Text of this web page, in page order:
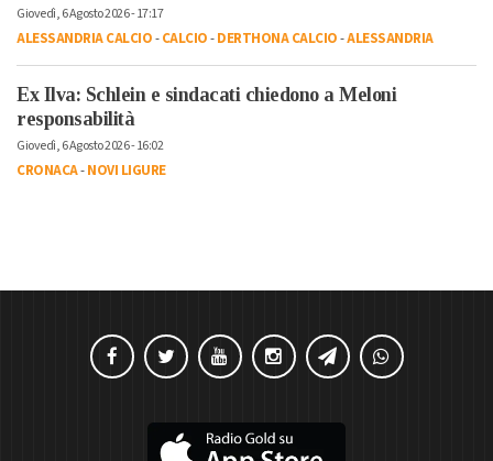
Giovedì, 6 Agosto 2026 - 17:17
ALESSANDRIA CALCIO-CALCIO-DERTHONA CALCIO-ALESSANDRIA
Ex Ilva: Schlein e sindacati chiedono a Meloni
responsabilità
Giovedì, 6 Agosto 2026 - 16:02
CRONACA-NOVI LIGURE